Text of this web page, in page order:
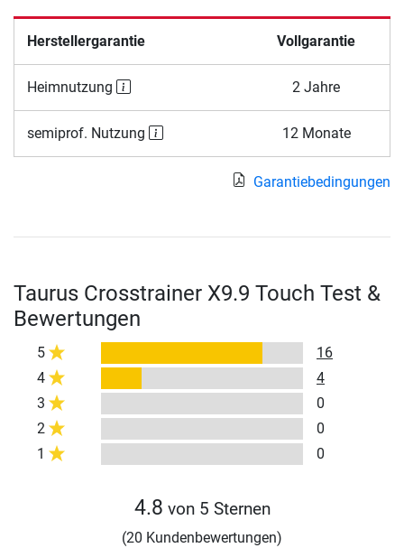
Herstellergarantie Vollgarantie
Heimnutzung 2 Jahre
semiprof. Nutzung 12 Monate
Garantiebedingungen
Taurus Crosstrainer X9.9 Touch Test &
Bewertungen
5
16
4
4
3
0
2
0
1
0
4.8 von 5 Sternen
(20 Kundenbewertungen)